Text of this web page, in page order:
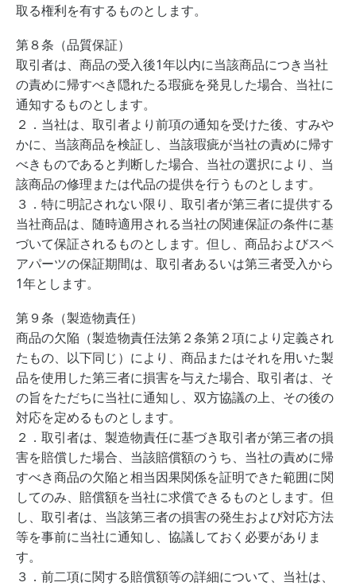
取る権利を有するものとします。
第８条（品質保証）
取引者は、商品の受入後1年以内に当該商品につき当社
の責めに帰すべき隠れたる瑕疵を発見した場合、当社に
通知するものとします。
２．当社は、取引者より前項の通知を受けた後、すみや
かに、当該商品を検証し、当該瑕疵が当社の責めに帰す
べきものであると判断した場合、当社の選択により、当
該商品の修理または代品の提供を行うものとします。
３．特に明記されない限り、取引者が第三者に提供する
当社商品は、随時適用される当社の関連保証の条件に基
づいて保証されるものとします。但し、商品およびスペ
アパーツの保証期間は、取引者あるいは第三者受入から
1年とします。
第９条（製造物責任）
商品の欠陥（製造物責任法第２条第２項により定義され
たもの、以下同じ）により、商品またはそれを用いた製
品を使用した第三者に損害を与えた場合、取引者は、そ
の旨をただちに当社に通知し、双方協議の上、その後の
対応を定めるものとします。
２．取引者は、製造物責任に基づき取引者が第三者の損
害を賠償した場合、当該賠償額のうち、当社の責めに帰
すべき商品の欠陥と相当因果関係を証明できた範囲に関
してのみ、賠償額を当社に求償できるものとします。但
し、取引者は、当該第三者の損害の発生および対応方法
等を事前に当社に通知し、協議しておく必要がありま
す。
３．前二項に関する賠償額等の詳細について、当社は、